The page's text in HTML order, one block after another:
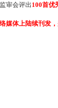
审会评出100首优
媒体上陆续刊发